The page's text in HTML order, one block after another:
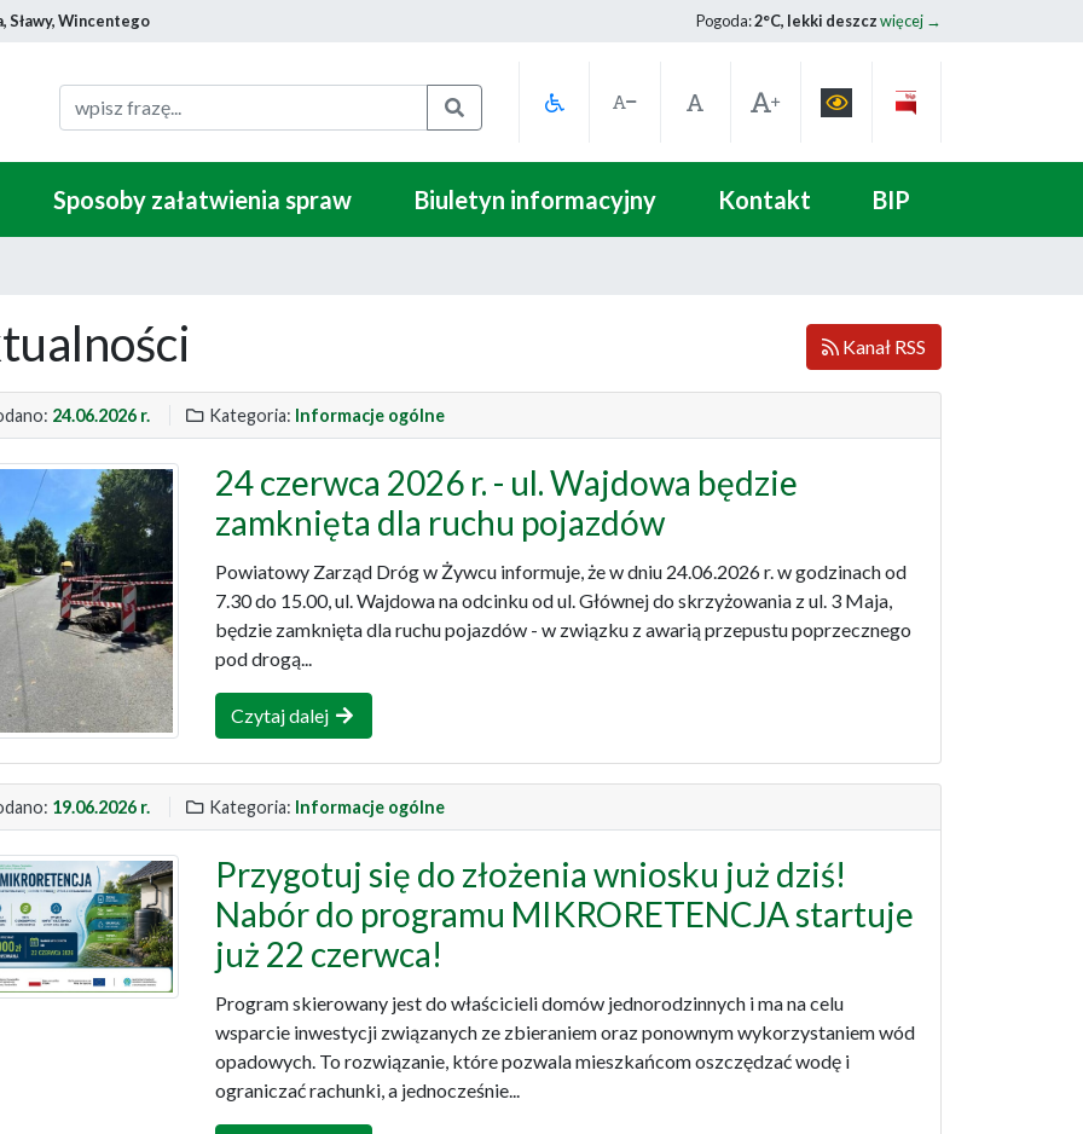
Sławy, Wincentego Pogoda:2°C, lekki deszczwięcej →
Szukaj
Sposoby załatwienia spraw Biuletyn informacyjny Kontakt BIP
Kanał RSS
24.06.2026 r. Kategoria: Informacje ogólne
24 czerwca 2026 r. - ul. Wajdowa będzie
zamknięta dla ruchu pojazdów
Powiatowy Zarząd Dróg w Żywcu informuje, że w dniu 24.06.2026 r. w godzinach od
7.30 do 15.00, ul. Wajdowa na odcinku od ul. Głównej do skrzyżowania z ul. 3 Maja,
będzie zamknięta dla ruchu pojazdów - w związku z awarią przepustu poprzecznego
pod drogą...
Czytaj dalej
19.06.2026 r. Kategoria: Informacje ogólne
Przygotuj się do złożenia wniosku już dziś!
Nabór do programu MIKRORETENCJA startuje
już 22 czerwca!
Program skierowany jest do właścicieli domów jednorodzinnych i ma na celu
wsparcie inwestycji związanych ze zbieraniem oraz ponownym wykorzystaniem wód
opadowych. To rozwiązanie, które pozwala mieszkańcom oszczędzać wodę i
ograniczać rachunki, a jednocześnie...